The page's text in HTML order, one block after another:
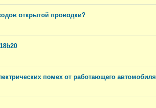
открытой проводки?
помех от работающего автомобиля